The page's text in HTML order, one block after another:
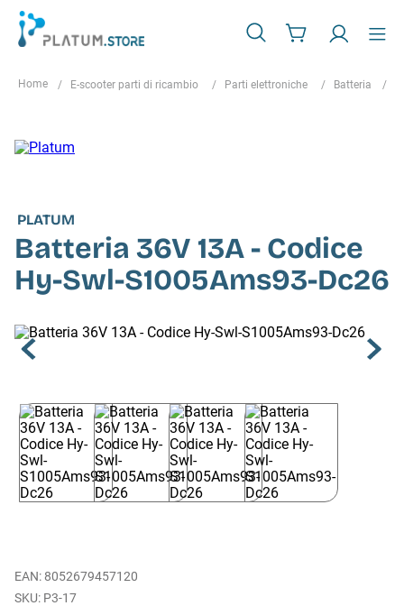
E-scooter parti di ricambio Parti elettroniche Batteria
PLATUM
Batteria 36V 13A - Codice
Hy-Swl-S1005Ams93-Dc26
EAN: 8052679457120
P3-17